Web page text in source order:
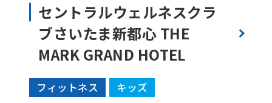
セントラルウェルネスクラ
ブさいたま新都心 THE
MARK GRAND HOTEL
フィットネス キッズ